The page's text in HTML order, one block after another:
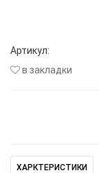
Артикул:
в закладки
ХАРКТЕРИСТИКИ